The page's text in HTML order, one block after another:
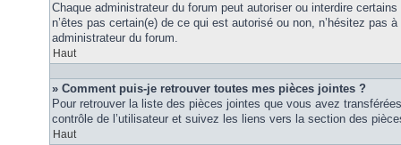
Chaque administrateur du forum peut autoriser ou interdire
n’êtes pas certain(e) de ce qui est autorisé ou non, n’hésitez pas
administrateur du forum.
Haut
» Comment puis-je retrouver toutes mes pièces jointes ?
Pour retrouver la liste des pièces jointes que vous avez
contrôle de l’utilisateur et suivez les liens vers la section des
Haut